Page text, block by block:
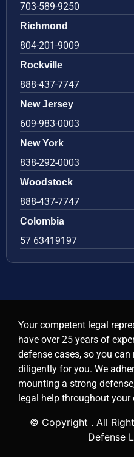
703-589-9250
Richmond
804-201-9009
Rockville
888-437-7747
New Jersey
609-983-0003
New York
838-292-0003
Woodstock
888-437-7747
Colombia
57 63419197
Your competent legal
have over 25 years of
defense cases, so you
diligently for you. We
mounting a strong
legal help throughout your
© Copyright . All
Defense